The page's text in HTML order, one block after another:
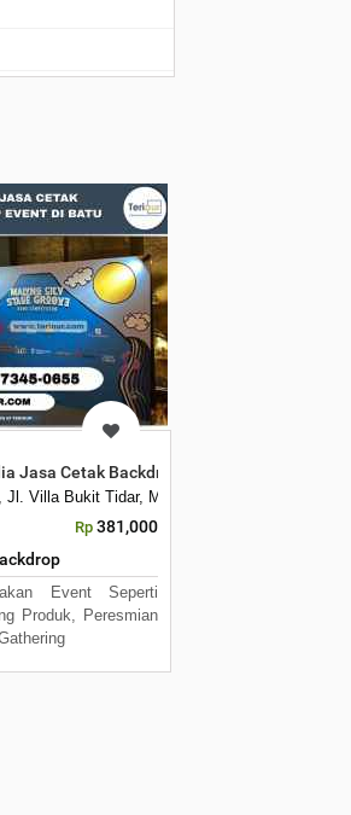
65144
di Batu
Jasa Cetak Backdrop Event di Batu
Jl. Villa Bukit Tidar, Merjosari, Kec. Lowokwaru,
Rp 381,000
Event Seperti
Produk, Peresmian